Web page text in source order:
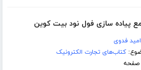
پیاده سازی فول نود بیت کوین
امید فدوی
کتاب‌های تجارت الکترونیک